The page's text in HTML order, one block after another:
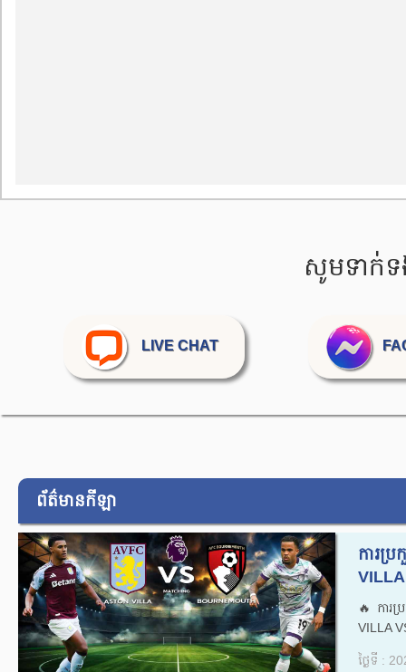
សូមទាក់ទ
LIVE CHAT
ព័ត៌មានកីឡា
ការប្
🔥ការ
VILLA
ថ្ងៃទី :